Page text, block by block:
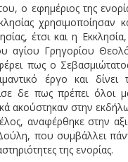
ο εφημέριος της
έτσι και η
αγίου Γρηγορίου
πως ο
έργο και
δε πως πρέπει όλοι
ακούστηκαν στην
αναφέρθηκε στην
που συμβάλλει
της ενορίας.